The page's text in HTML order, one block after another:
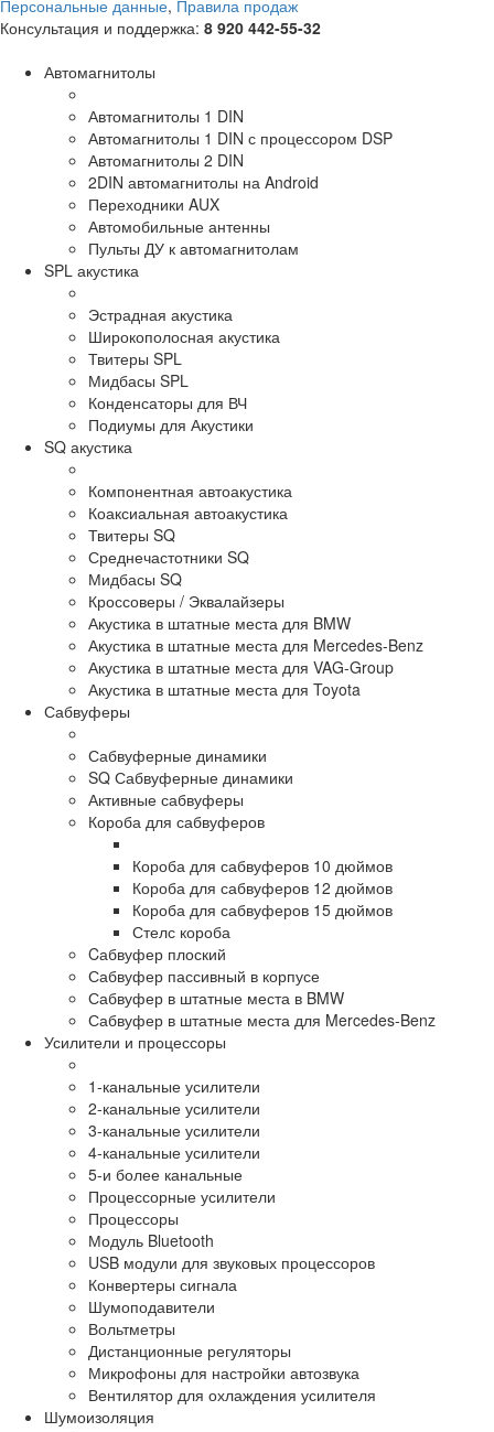
Персональные данные, Правила продаж
Консультация и поддержка: 8 920 442-55-32
Автомагнитолы
Автомагнитолы 1 DIN
Автомагнитолы 1 DIN с процессором DSP
Автомагнитолы 2 DIN
2DIN автомагнитолы на Android
Переходники AUX
Автомобильные антенны
Пульты ДУ к автомагнитолам
SPL акустика
Эстрадная акустика
Широкополосная акустика
Твитеры SPL
Мидбасы SPL
Конденсаторы для ВЧ
Подиумы для Акустики
SQ акустика
Компонентная автоакустика
Коаксиальная автоакустика
Твитеры SQ
Среднечастотники SQ
Мидбасы SQ
Кроссоверы / Эквалайзеры
Акустика в штатные места для BMW
Акустика в штатные места для Mercedes-Benz
Акустика в штатные места для VAG-Group
Акустика в штатные места для Toyota
Сабвуферы
Сабвуферные динамики
SQ Сабвуферные динамики
Активные сабвуферы
Короба для сабвуферов
Короба для сабвуферов 10 дюймов
Короба для сабвуферов 12 дюймов
Короба для сабвуферов 15 дюймов
Стелс короба
Cабвуфер плоский
Сабвуфер пассивный в корпусе
Сабвуфер в штатные места в BMW
Сабвуфер в штатные места для Mercedes-Benz
Усилители и процессоры
1-канальные усилители
2-канальные усилители
3-канальные усилители
4-канальные усилители
5-и более канальные
Процессорные усилители
Процессоры
Модуль Bluetooth
USB модули для звуковых процессоров
Конвертеры сигнала
Шумоподавители
Вольтметры
Дистанционные регуляторы
Микрофоны для настройки автозвука
Вентилятор для охлаждения усилителя
Шумоизоляция